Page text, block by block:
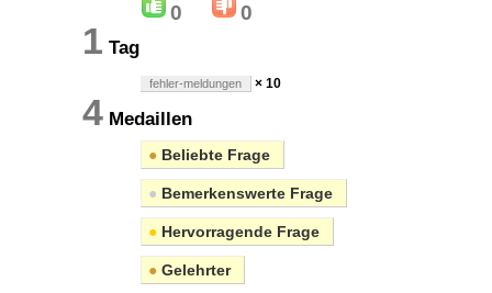
0 0
1 Tag
fehler-meldungen × 10
4 Medaillen
● Beliebte Frage
● Bemerkenswerte Frage
● Hervorragende Frage
● Gelehrter